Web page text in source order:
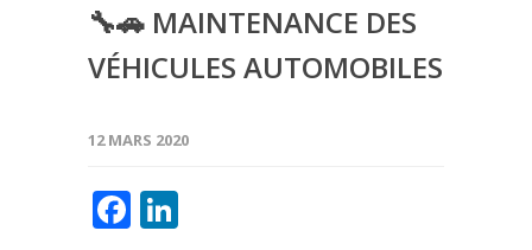
🔧🚗 MAINTENANCE DES
VÉHICULES AUTOMOBILES
12 MARS 2020
Facebook